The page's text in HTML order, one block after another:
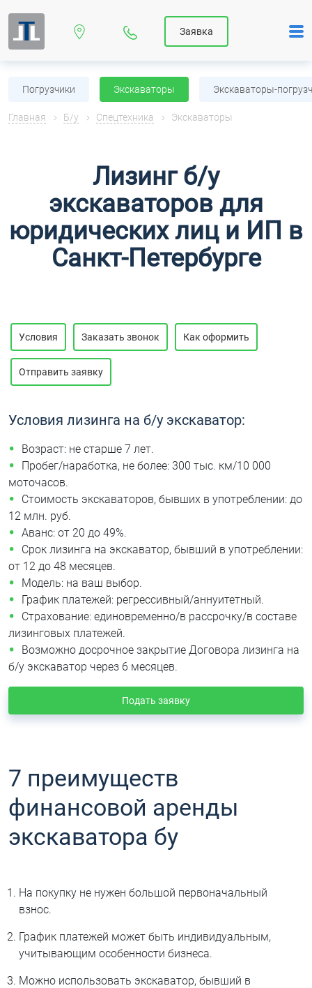
Заявка
Погрузчики Экскаваторы Экскаваторы-
Главная Б/у Спецтехника Экскаваторы
Лизинг б/у
экскаваторов для
юридических лиц и ИП в
Санкт-Петербурге
Условия Заказать звонок Как оформить
Отправить заявку
Условия лизинга на б/у экскаватор:
Возраст: не старше 7 лет.
Пробег/наработка, не более: 300 тыс. км/10 000
моточасов.
Стоимость экскаваторов, бывших в употреблении: до
12 млн. руб.
Аванс: от 20 до 49%.
Срок лизинга на экскаватор, бывший в употреблении:
от 12 до 48 месяцев.
Модель: на ваш выбор.
График платежей: регрессивный/аннуитетный.
Страхование: единовременно/в рассрочку/в составе
лизинговых платежей.
Возможно досрочное закрытие Договора лизинга на
б/у экскаватор через 6 месяцев.
Подать заявку
7 преимуществ
финансовой аренды
экскаватора бу
На покупку не нужен большой первоначальный
взнос.
График платежей может быть индивидуальным,
учитывающим особенности бизнеса.
Можно использовать экскаватор, бывший в